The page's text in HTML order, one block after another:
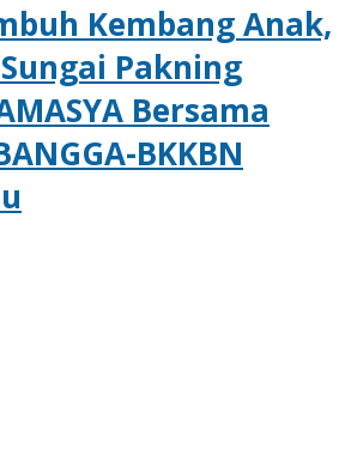
Kembang Anak,
Sungai Pakning
Bersama
BKKBN